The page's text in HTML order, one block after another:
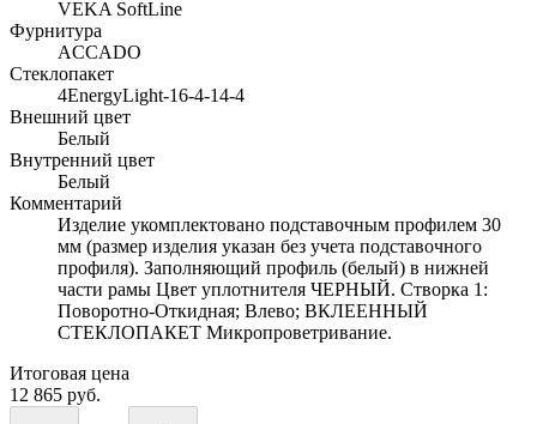
VEKA SoftLine
Фурнитура
ACCADO
Стеклопакет
4EnergyLight-16-4-14-4
Внешний цвет
Белый
Внутренний цвет
Белый
Комментарий
Изделие укомплектовано подставочным профилем 30
мм (размер изделия указан без учета подставочного
профиля). Заполняющий профиль (белый) в нижней
части рамы Цвет уплотнителя ЧЕРНЫЙ. Створка 1:
Поворотно-Откидная; Влево; ВКЛЕЕННЫЙ
СТЕКЛОПАКЕТ Микропроветривание.
Итоговая цена
12 865 руб.